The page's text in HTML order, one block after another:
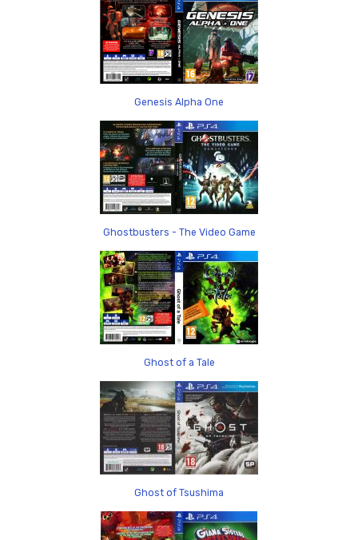
Genesis Alpha One
Ghostbusters - The Video Game
Ghost of a Tale
Ghost of Tsushima